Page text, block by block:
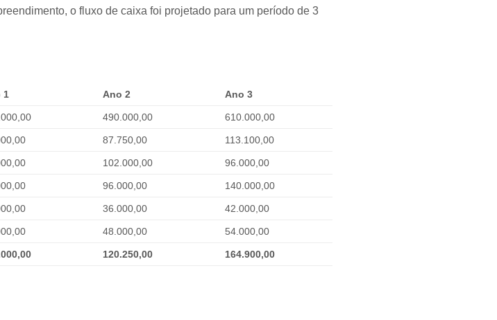
o fluxo de caixa foi projetado para um período de 3
1 Ano 2 Ano 3
490.000,00 610.000,00
87.750,00 113.100,00
102.000,00 96.000,00
96.000,00 140.000,00
36.000,00 42.000,00
48.000,00 54.000,00
120.250,00 164.900,00